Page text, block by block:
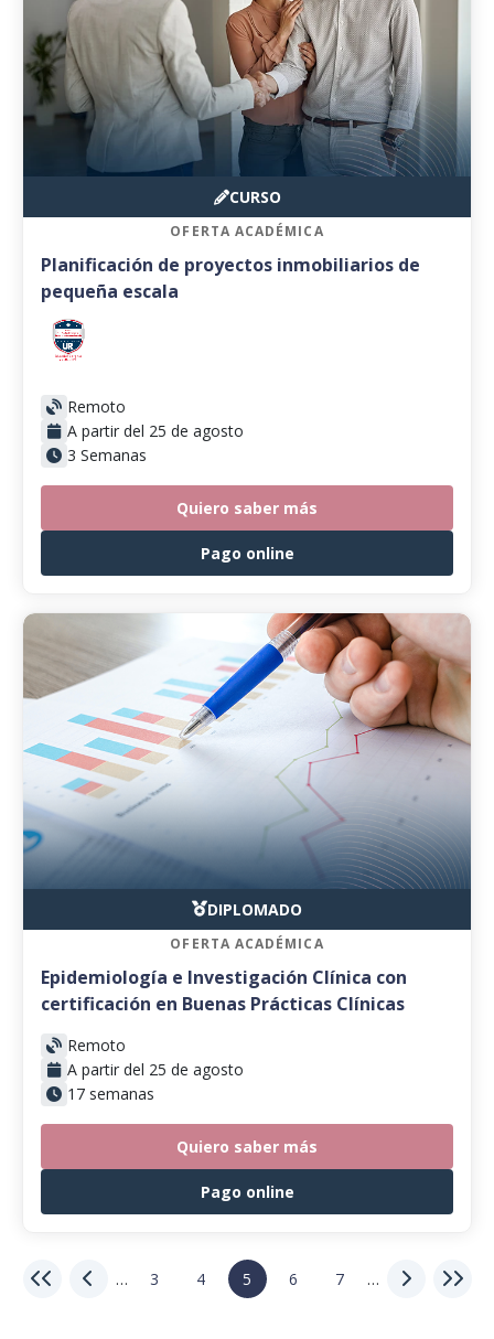
CURSO
OFERTA ACADÉMICA
Planificación de proyectos inmobiliarios de
pequeña escala
Remoto
A partir del 25 de agosto
3 Semanas
Quiero saber más
Pago online
DIPLOMADO
OFERTA ACADÉMICA
Epidemiología e Investigación Clínica con
certificación en Buenas Prácticas Clínicas
Remoto
A partir del 25 de agosto
17 semanas
Quiero saber más
Pago online
… 3 4 5 6 7 …